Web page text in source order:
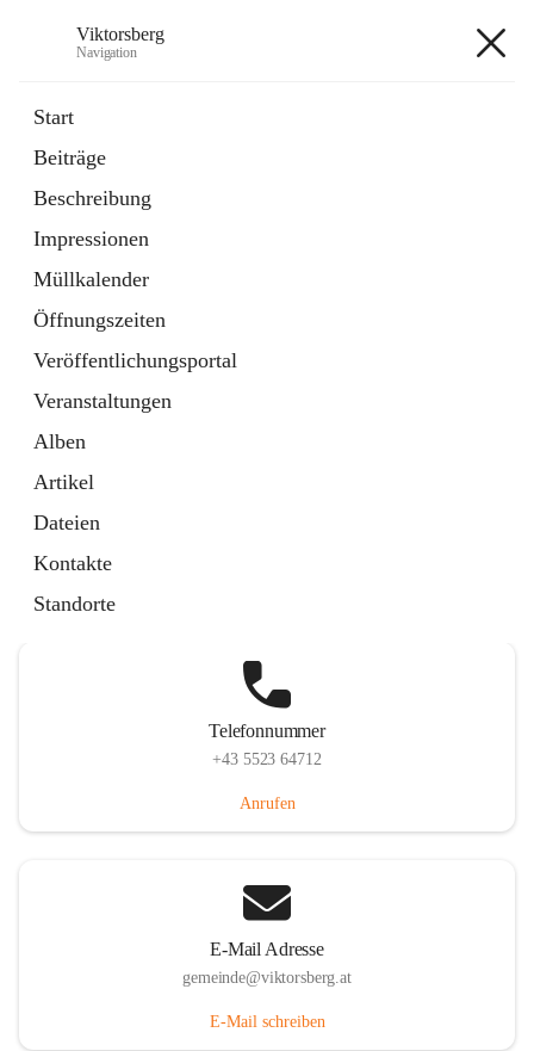
Viktorsberg
Navigation
Start
Beiträge
Beschreibung
Impressionen
Müllkalender
Öffnungszeiten
Veröffentlichungsportal
Veranstaltungen
Alben
Artikel
Dateien
Kontakte
Standorte
1 Schnellzugriff
Bürgerservice
10 Schnellzugriffe
Telefonnummer
+43 5523 64712
Anrufen
E-Mail Adresse
gemeinde@viktorsberg.at
E-Mail schreiben